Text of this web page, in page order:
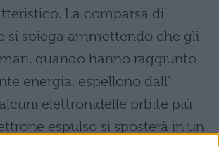
La comparsa di
si spiega ammettendo che gli
quando hanno raggiunto
energia, espellono dall’
elettronidelle prbite più
espulso si sposterà in un